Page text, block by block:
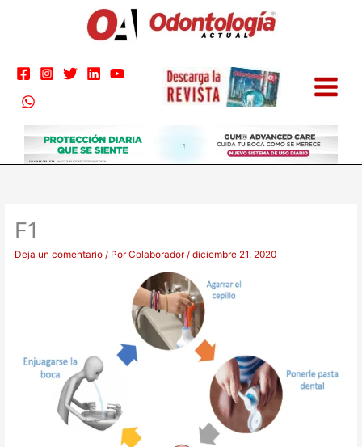
F1
Deja un comentario / PorColaborador/diciembre 21, 2020